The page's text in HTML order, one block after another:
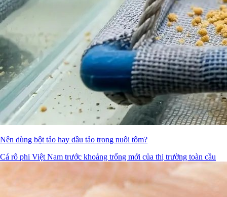
Nên dùng bột tảo hay dầu tảo trong nuôi tôm?
Cá rô phi Việt Nam trước khoảng trống mới của thị trường toàn cầu